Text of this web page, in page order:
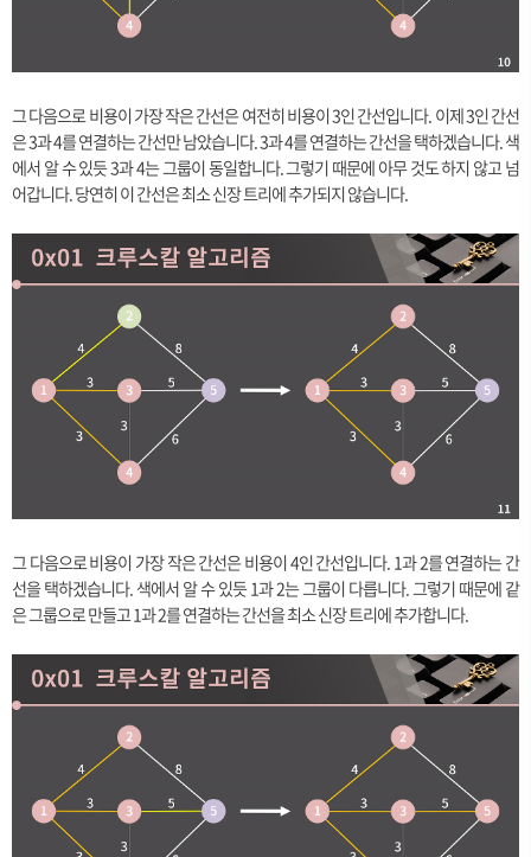
그 다음으로 비용이 가장 작은 간선은 여전히 비용이 3인 간선입니다. 이제 3인 간선
은 3과 4를 연결하는 간선만 남았습니다. 3과 4를 연결하는 간선을 택하겠습니다. 색
에서 알 수 있듯 3과 4는 그룹이 동일합니다. 그렇기 때문에 아무 것도 하지 않고 넘
어갑니다. 당연히 이 간선은 최소 신장 트리에 추가되지 않습니다.
그 다음으로 비용이 가장 작은 간선은 비용이 4인 간선입니다. 1과 2를 연결하는 간
선을 택하겠습니다. 색에서 알 수 있듯 1과 2는 그룹이 다릅니다. 그렇기 때문에 같
은 그룹으로 만들고 1과 2를 연결하는 간선을 최소 신장 트리에 추가합니다.